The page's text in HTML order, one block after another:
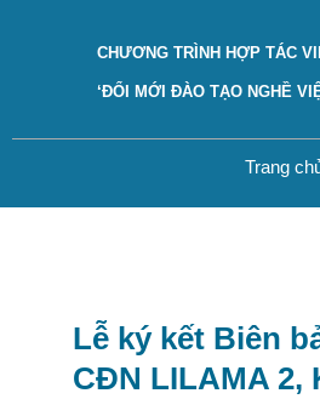
CHƯƠNG TRÌNH HỢP TÁC
‘ĐỔI MỚI ĐÀO TẠO NGHỀ
Trang
Lễ ký kết Biên
CĐN LILAMA 2,